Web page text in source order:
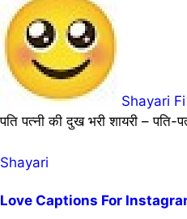
Shayari Fi
पति पत्नी की दुख भरी शायरी –
Shayari
Love Captions For